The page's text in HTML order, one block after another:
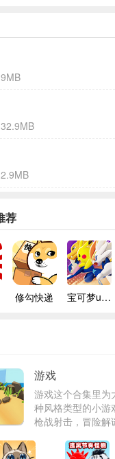
荐
修勾快递 宝可梦unite
游戏
游戏这个合集里为
种风格类型的小游
枪战射击，冒险解
找到，都是很多用